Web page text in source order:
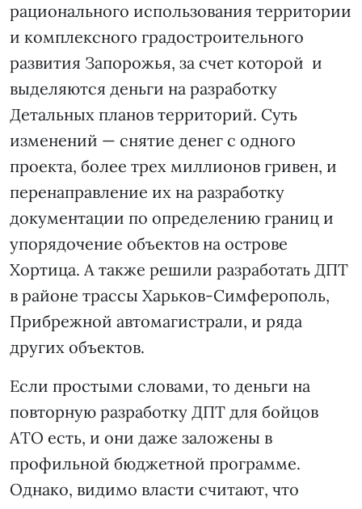
рационального использования территории
и комплексного градостроительного
развития Запорожья, за счет которой и
выделяются деньги на разработку
Детальных планов территорий. Суть
изменений — снятие денег с одного
проекта, более трех миллионов гривен, и
перенаправление их на разработку
документации по определению границ и
упорядочение объектов на острове
Хортица. А также решили разработать ДПТ
в районе трассы Харьков-Симферополь,
Прибрежной автомагистрали, и ряда
других объектов.
Если простыми словами, то деньги на
повторную разработку ДПТ для бойцов
АТО есть, и они даже заложены в
профильной бюджетной программе.
Однако, видимо власти считают, что